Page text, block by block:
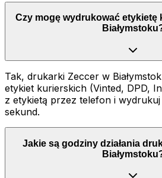
Czy mogę wydrukować etykietę
Tak, drukarki Zeccer w
etykiet kurierskich (Vinted, DPD,
z etykietą przez telefon i
sekund.
Jakie są godziny działania